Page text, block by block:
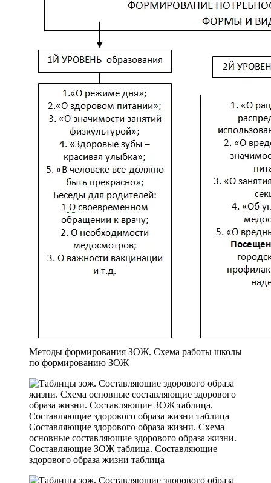
Методы формирования ЗОЖ. Схема работы школы
по формированию ЗОЖ
Составляющие здорового образа жизни. Схема
основные составляющие здорового образа жизни.
Составляющие ЗОЖ таблица. Составляющие
здорового образа жизни таблица